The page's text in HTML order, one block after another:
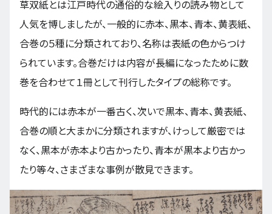
草双紙とは江戸時代の通俗的な絵入りの読み物として
人気を博しましたが、一般的に赤本、黒本、青本、黄表紙、
合巻の５種に分類されており、名称は表紙の色からつけ
られています。合巻だけは内容が長編になったために数
巻を合わせて１冊として刊行したタイプの総称です。
時代的には赤本が一番古く、次いで黒本、青本、黄表紙、
合巻の順と大まかに分類されますが、けっして厳密では
なく、黒本が赤本より古かったり、青本が黒本より古かっ
たり等々、さまざまな事例が散見できます。